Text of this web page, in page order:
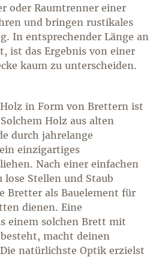
oder Raumtrenner einer
und bringen rustikales
In entsprechender Länge an
ist das Ergebnis von einer
kaum zu unterscheiden.
in Form von Brettern ist
Holz aus alten
durch jahrelange
einzigartiges
Nach einer einfachen
lose Stellen und Staub
Bretter als Bauelement für
dienen. Eine
einem solchen Brett mit
macht deinen
natürlichste Optik erzielst